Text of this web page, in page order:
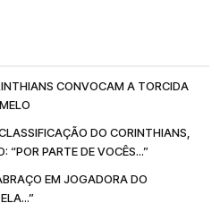
CONVOCAM A TORCIDA
DO CORINTHIANS,
PARTE DE VOCÊS...”
EM JOGADORA DO